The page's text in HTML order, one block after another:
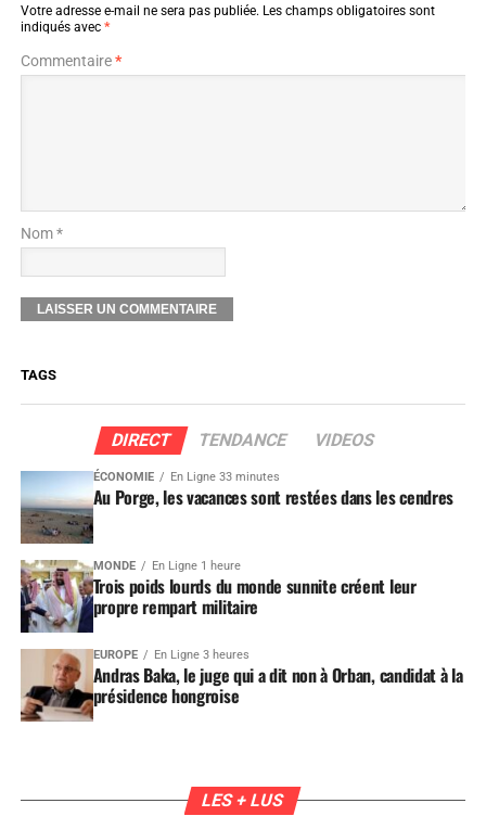
Votre adresse e-mail ne sera pas publiée. Les champs obligatoires sont
indiqués avec *
Commentaire*
Nom *
TAGS
DIRECT TENDANCE VIDEOS
ÉCONOMIE En Ligne 33 minutes
Au Porge, les vacances sont restées dans les cendres
MONDE En Ligne 1 heure
Trois poids lourds du monde sunnite créent leur
propre rempart militaire
EUROPE En Ligne 3 heures
Andras Baka, le juge qui a dit non à Orban, candidat à la
présidence hongroise
LES + LUS